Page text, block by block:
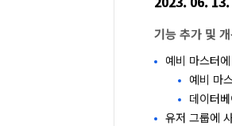
기능 추가 및
예비 마스터
예비 마
데이터
유저 그룹에